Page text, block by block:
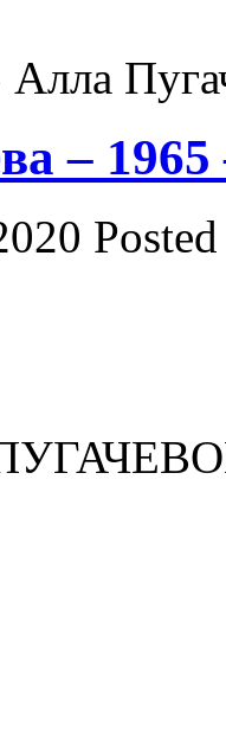
Алла
– 1965